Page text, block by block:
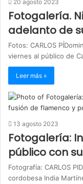
20 agosto 2023
Fotogalería.
adelanto de
Fotos: CARLOS
viernes al público de
Leer más »
13 agosto 2023
Fotogalería:
público con
Fotografía: CARLOS
cordobesa India